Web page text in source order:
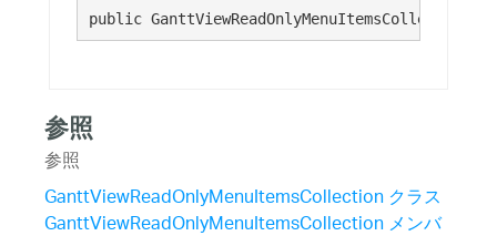
public GanttViewReadOnlyMenuItemsCollection()
参照
参照
GanttViewReadOnlyMenuItemsCollection クラス
GanttViewReadOnlyMenuItemsCollection メンバ